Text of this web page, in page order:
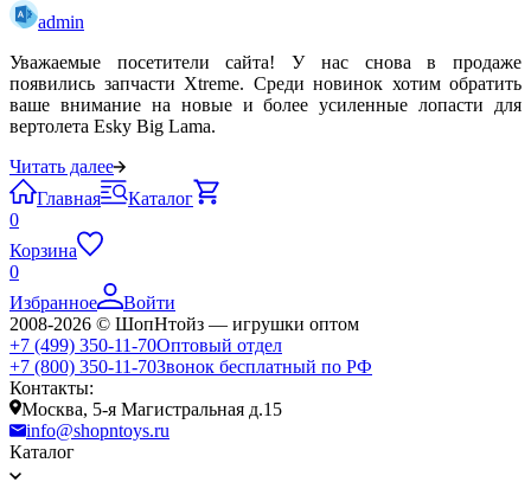
admin
Уважаемые посетители сайта! У нас снова в продаже
появились запчасти Xtreme. Среди новинок хотим обратить
ваше внимание на новые и более усиленные лопасти для
вертолета Esky Big Lama.
Читать далее
Главная
Каталог
0
Корзина
0
Избранное
Войти
2008-2026 © ШопНтойз — игрушки оптом
+7 (499) 350-11-70Оптовый отдел
+7 (800) 350-11-70Звонок бесплатный по РФ
Контакты:
Москва, 5-я Магистральная д.15
info@shopntoys.ru
Каталог